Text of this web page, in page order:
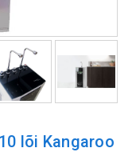
lõi Kangaroo